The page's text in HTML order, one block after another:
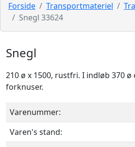
Forside Transportmateriel
Snegl 33624
Snegl
210 ø x 1500, rustfri. I indløb 370
forknuser.
Varenummer:
Varen's stand: